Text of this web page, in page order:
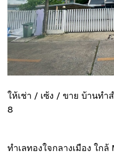
ให้เช่า / เซ้ง / ขาย บ้านทำ
8
ทำเลทองใจกลางเมือง ใก